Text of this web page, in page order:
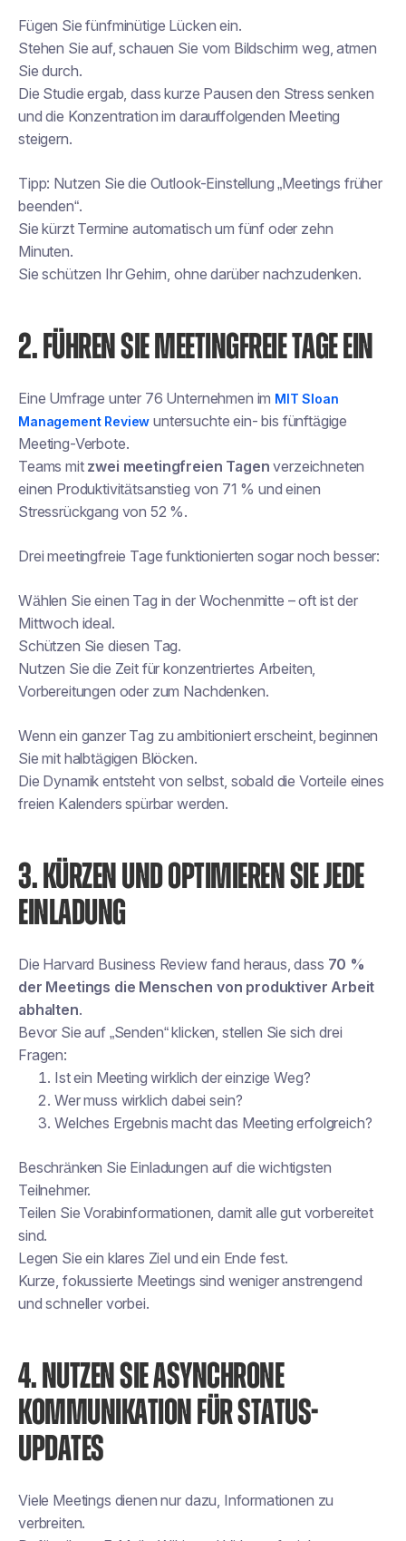
Fügen Sie fünfminütige Lücken ein.
Stehen Sie auf, schauen Sie vom Bildschirm weg, atmen
Sie durch.
Die Studie ergab, dass kurze Pausen den Stress senken
und die Konzentration im darauffolgenden Meeting
steigern.
Tipp: Nutzen Sie die Outlook-Einstellung „Meetings früher
beenden“.
Sie kürzt Termine automatisch um fünf oder zehn
Minuten.
Sie schützen Ihr Gehirn, ohne darüber nachzudenken.
2. FÜHREN SIE MEETINGFREIE TAGE EIN
Eine Umfrage unter 76 Unternehmen im MIT Sloan
Management Review untersuchte ein- bis fünftägige
Meeting-Verbote.
Teams mit zwei meetingfreien Tagen verzeichneten
einen Produktivitätsanstieg von 71 % und einen
Stressrückgang von 52 %.
Drei meetingfreie Tage funktionierten sogar noch besser:
Wählen Sie einen Tag in der Wochenmitte – oft ist der
Mittwoch ideal.
Schützen Sie diesen Tag.
Nutzen Sie die Zeit für konzentriertes Arbeiten,
Vorbereitungen oder zum Nachdenken.
Wenn ein ganzer Tag zu ambitioniert erscheint, beginnen
Sie mit halbtägigen Blöcken.
Die Dynamik entsteht von selbst, sobald die Vorteile eines
freien Kalenders spürbar werden.
3. KÜRZEN UND OPTIMIEREN SIE JEDE
EINLADUNG
Die Harvard Business Review fand heraus, dass 70 %
der Meetings die Menschen von produktiver Arbeit
abhalten.
Bevor Sie auf „Senden“ klicken, stellen Sie sich drei
Fragen:
Ist ein Meeting wirklich der einzige Weg?
Wer muss wirklich dabei sein?
Welches Ergebnis macht das Meeting erfolgreich?
Beschränken Sie Einladungen auf die wichtigsten
Teilnehmer.
Teilen Sie Vorabinformationen, damit alle gut vorbereitet
sind.
Legen Sie ein klares Ziel und ein Ende fest.
Kurze, fokussierte Meetings sind weniger anstrengend
und schneller vorbei.
4. NUTZEN SIE ASYNCHRONE
KOMMUNIKATION FÜR STATUS-
UPDATES
Viele Meetings dienen nur dazu, Informationen zu
verbreiten.